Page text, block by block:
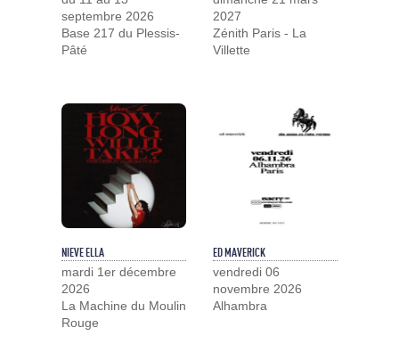
septembre 2026
Base 217 du Plessis-
Pâté
2027
Zénith Paris - La
Villette
NIEVE ELLA
mardi 1er décembre
2026
La Machine du Moulin
Rouge
ED MAVERICK
vendredi 06
novembre 2026
Alhambra